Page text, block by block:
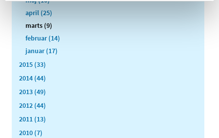
april (25)
marts (9)
februar (14)
januar (17)
2015 (33)
2014 (44)
2013 (49)
2012 (44)
2011 (13)
2010 (7)